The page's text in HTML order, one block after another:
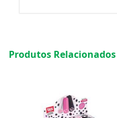
Produtos Relacionados